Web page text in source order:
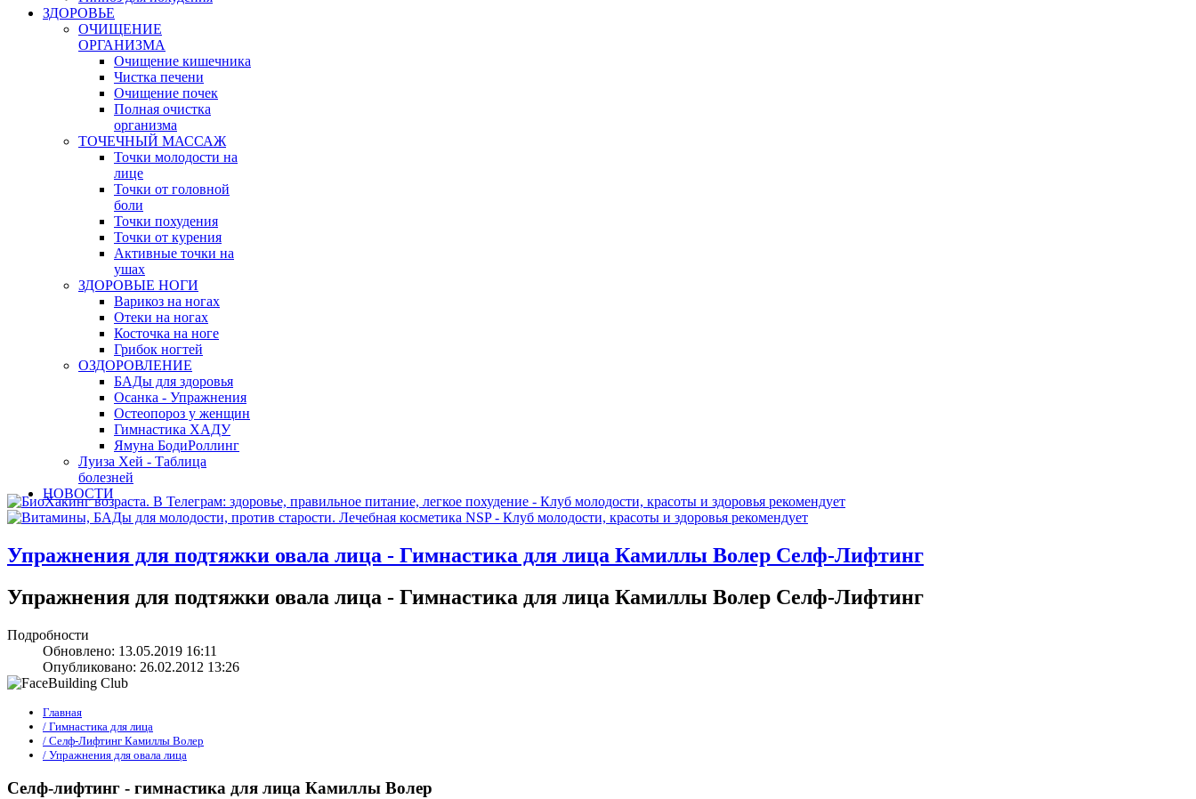
ЗДОРОВЬЕ
ОЧИЩЕНИЕ
ОРГАНИЗМА
Очищение кишечника
Чистка печени
Очищение почек
Полная очистка
организма
ТОЧЕЧНЫЙ МАССАЖ
Точки молодости на
лице
Точки от головной
боли
Точки похудения
Точки от курения
Активные точки на
ушах
ЗДОРОВЫЕ НОГИ
Варикоз на ногах
Отеки на ногах
Косточка на ноге
Грибок ногтей
ОЗДОРОВЛЕНИЕ
БАДы для здоровья
Осанка - Упражнения
Остеопороз у женщин
Гимнастика ХАДУ
Ямуна БодиРоллинг
Луиза Хей - Таблица
болезней
НОВОСТИ
Упражнения для подтяжки овала лица - Гимнастика для лица Камиллы Волер Селф-Лифтинг
Упражнения для подтяжки овала лица - Гимнастика для лица Камиллы Волер Селф-Лифтинг
Подробности
Обновлено: 13.05.2019 16:11
Опубликовано: 26.02.2012 13:26
Главная
/ Гимнастика для лица
/ Селф-Лифтинг Камиллы Волер
/ Упражнения для овала лица
Селф-лифтинг - гимнастика для лица Камиллы Волер